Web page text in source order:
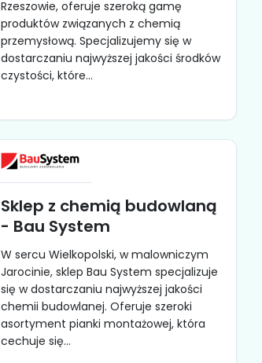
Rzeszowie, oferuje szeroką gamę
produktów związanych z chemią
przemysłową. Specjalizujemy się w
dostarczaniu najwyższej jakości środków
czystości, które...
Sklep z chemią budowlaną
- Bau System
W sercu Wielkopolski, w malowniczym
Jarocinie, sklep Bau System specjalizuje
się w dostarczaniu najwyższej jakości
chemii budowlanej. Oferuje szeroki
asortyment pianki montażowej, która
cechuje się...